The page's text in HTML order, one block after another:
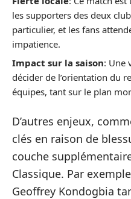
les supporters des deux
particulier, et les fans
impatience.
Impact sur la saison: Une
décider de l’orientation du
équipes, tant sur le plan
D’autres enjeux,
clés en raison de
couche
Classique. Par
Geoffrey Kondogbia